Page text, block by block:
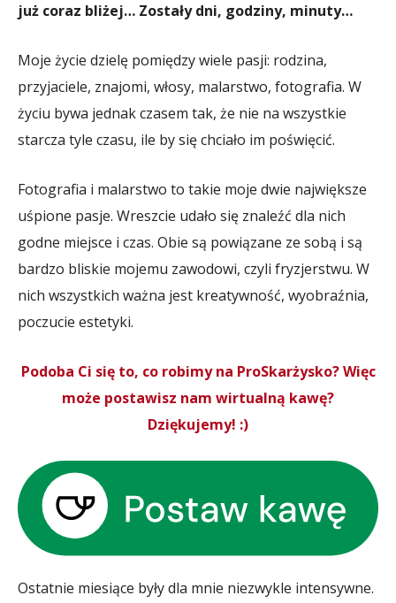
już coraz bliżej… Zostały dni, godziny, minuty…
Moje życie dzielę pomiędzy wiele pasji: rodzina,
przyjaciele, znajomi, włosy, malarstwo, fotografia. W
życiu bywa jednak czasem tak, że nie na wszystkie
starcza tyle czasu, ile by się chciało im poświęcić.
Fotografia i malarstwo to takie moje dwie największe
uśpione pasje. Wreszcie udało się znaleźć dla nich
godne miejsce i czas. Obie są powiązane ze sobą i są
bardzo bliskie mojemu zawodowi, czyli fryzjerstwu. W
nich wszystkich ważna jest kreatywność, wyobraźnia,
poczucie estetyki.
Podoba Ci się to, co robimy na ProSkarżysko? Więc
może postawisz nam wirtualną kawę?
Dziękujemy! :)
Ostatnie miesiące były dla mnie niezwykle intensywne.